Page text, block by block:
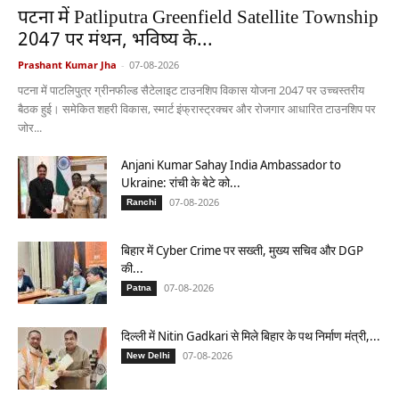
पटना में Patliputra Greenfield Satellite Township
2047 पर मंथन, भविष्य के...
Prashant Kumar Jha - 07-08-2026
पटना में पाटलिपुत्र ग्रीनफील्ड सैटेलाइट टाउनशिप विकास योजना 2047 पर उच्चस्तरीय
बैठक हुई। समेकित शहरी विकास, स्मार्ट इंफ्रास्ट्रक्चर और रोजगार आधारित टाउनशिप पर
जोर...
Anjani Kumar Sahay India Ambassador to
Ukraine: रांची के बेटे को...
Ranchi 07-08-2026
बिहार में Cyber Crime पर सख्ती, मुख्य सचिव और DGP
की...
Patna 07-08-2026
दिल्ली में Nitin Gadkari से मिले बिहार के पथ निर्माण मंत्री,...
New Delhi 07-08-2026